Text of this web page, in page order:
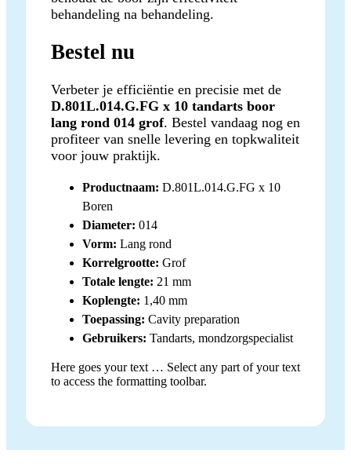
behandeling na behandeling.
Bestel nu
Verbeter je efficiëntie en precisie met de
D.801L.014.G.FG x 10 tandarts boor
lang rond 014 grof. Bestel vandaag nog en
profiteer van snelle levering en topkwaliteit
voor jouw praktijk.
Productnaam: D.801L.014.G.FG x 10
Boren
Diameter: 014
Vorm: Lang rond
Korrelgrootte: Grof
Totale lengte: 21 mm
Koplengte: 1,40 mm
Toepassing: Cavity preparation
Gebruikers: Tandarts, mondzorgspecialist
Here goes your text … Select any part of your text
to access the formatting toolbar.